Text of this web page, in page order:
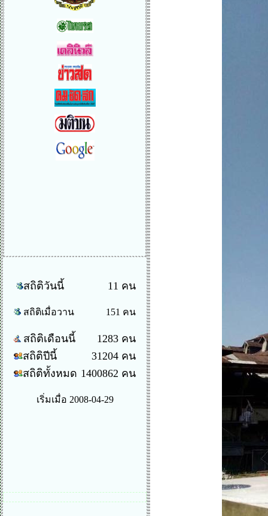
สถิติวันนี้ 11 คน
สถิติเมื่อวาน 151 คน
สถิติเดือนนี้
สถิติปีนี้
สถิติทั้งหมด
1283 คน
31204 คน
1400862 คน
เริ่มเมื่อ 2008-04-29